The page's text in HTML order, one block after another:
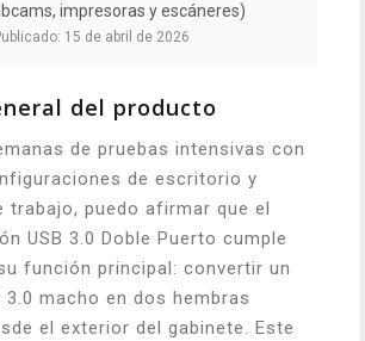
impresoras y escáneres)
15 de abril de 2026
del producto
de pruebas intensivas con
de escritorio y
trabajo, puedo afirmar que el
USB 3.0 Doble Puerto cumple
función principal: convertir un
3.0 macho en dos hembras
el exterior del gabinete. Este